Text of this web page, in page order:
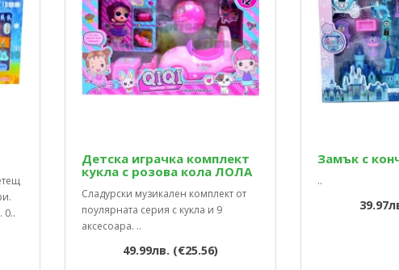
0..
Детска играчка комплект
кукла с розова кола ЛОЛА
Сладурски музикален комплект от
поулярната серия с кукла и 9
аксесоара. ..
49.99лв. (€25.56)
Замък с
..